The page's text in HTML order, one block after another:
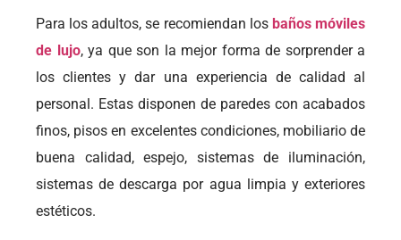
Para los adultos, se recomiendan los baños móviles
de lujo, ya que son la mejor forma de sorprender a
los clientes y dar una experiencia de calidad al
personal. Estas disponen de paredes con acabados
finos, pisos en excelentes condiciones, mobiliario de
buena calidad, espejo, sistemas de iluminación,
sistemas de descarga por agua limpia y exteriores
estéticos.